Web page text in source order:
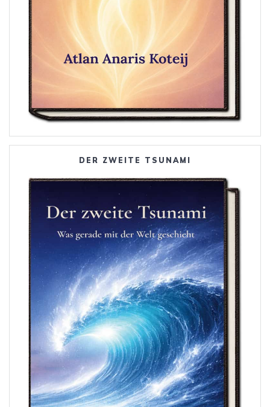
DER ZWEITE TSUNAMI